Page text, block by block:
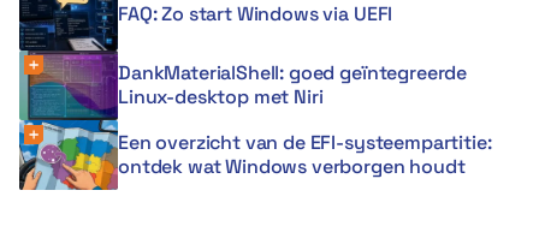
FAQ: Zo start Windows via UEFI
DankMaterialShell: goed geïntegreerde
Linux-desktop met Niri
Een overzicht van de EFI-systeempartitie:
ontdek wat Windows verborgen houdt